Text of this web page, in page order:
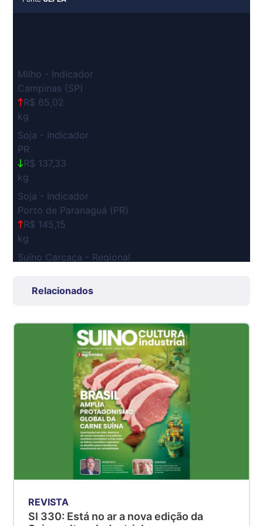
Milho - Indicador
Campinas (SP)
R$ 65,02
kg
Soja - Indicador
PR
R$ 137,33
kg
Soja - Indicador
Porto de Paranaguá (PR)
R$ 145,15
kg
Suíno Carcaça - Regional
R$ 7,53
Suíno - Estadual
Suíno - Estadual
kg
Suíno - Estadual
SC
Relacionados
REVISTA
SI 330: Está no ar a nova edição da